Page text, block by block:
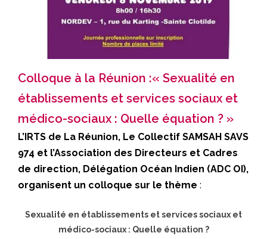
Colloque à la Réunion :« Sexualité en
établissements et services sociaux et
médico-sociaux : Quelle équation ? »
L’IRTS de La Réunion, Le Collectif SAMSAH SAVS
974 et l’Association des Directeurs et Cadres
de direction, Délégation Océan Indien (ADC OI),
organisent un colloque sur le thème :
Sexualité en établissements et services sociaux et
médico-sociaux : Quelle équation ?